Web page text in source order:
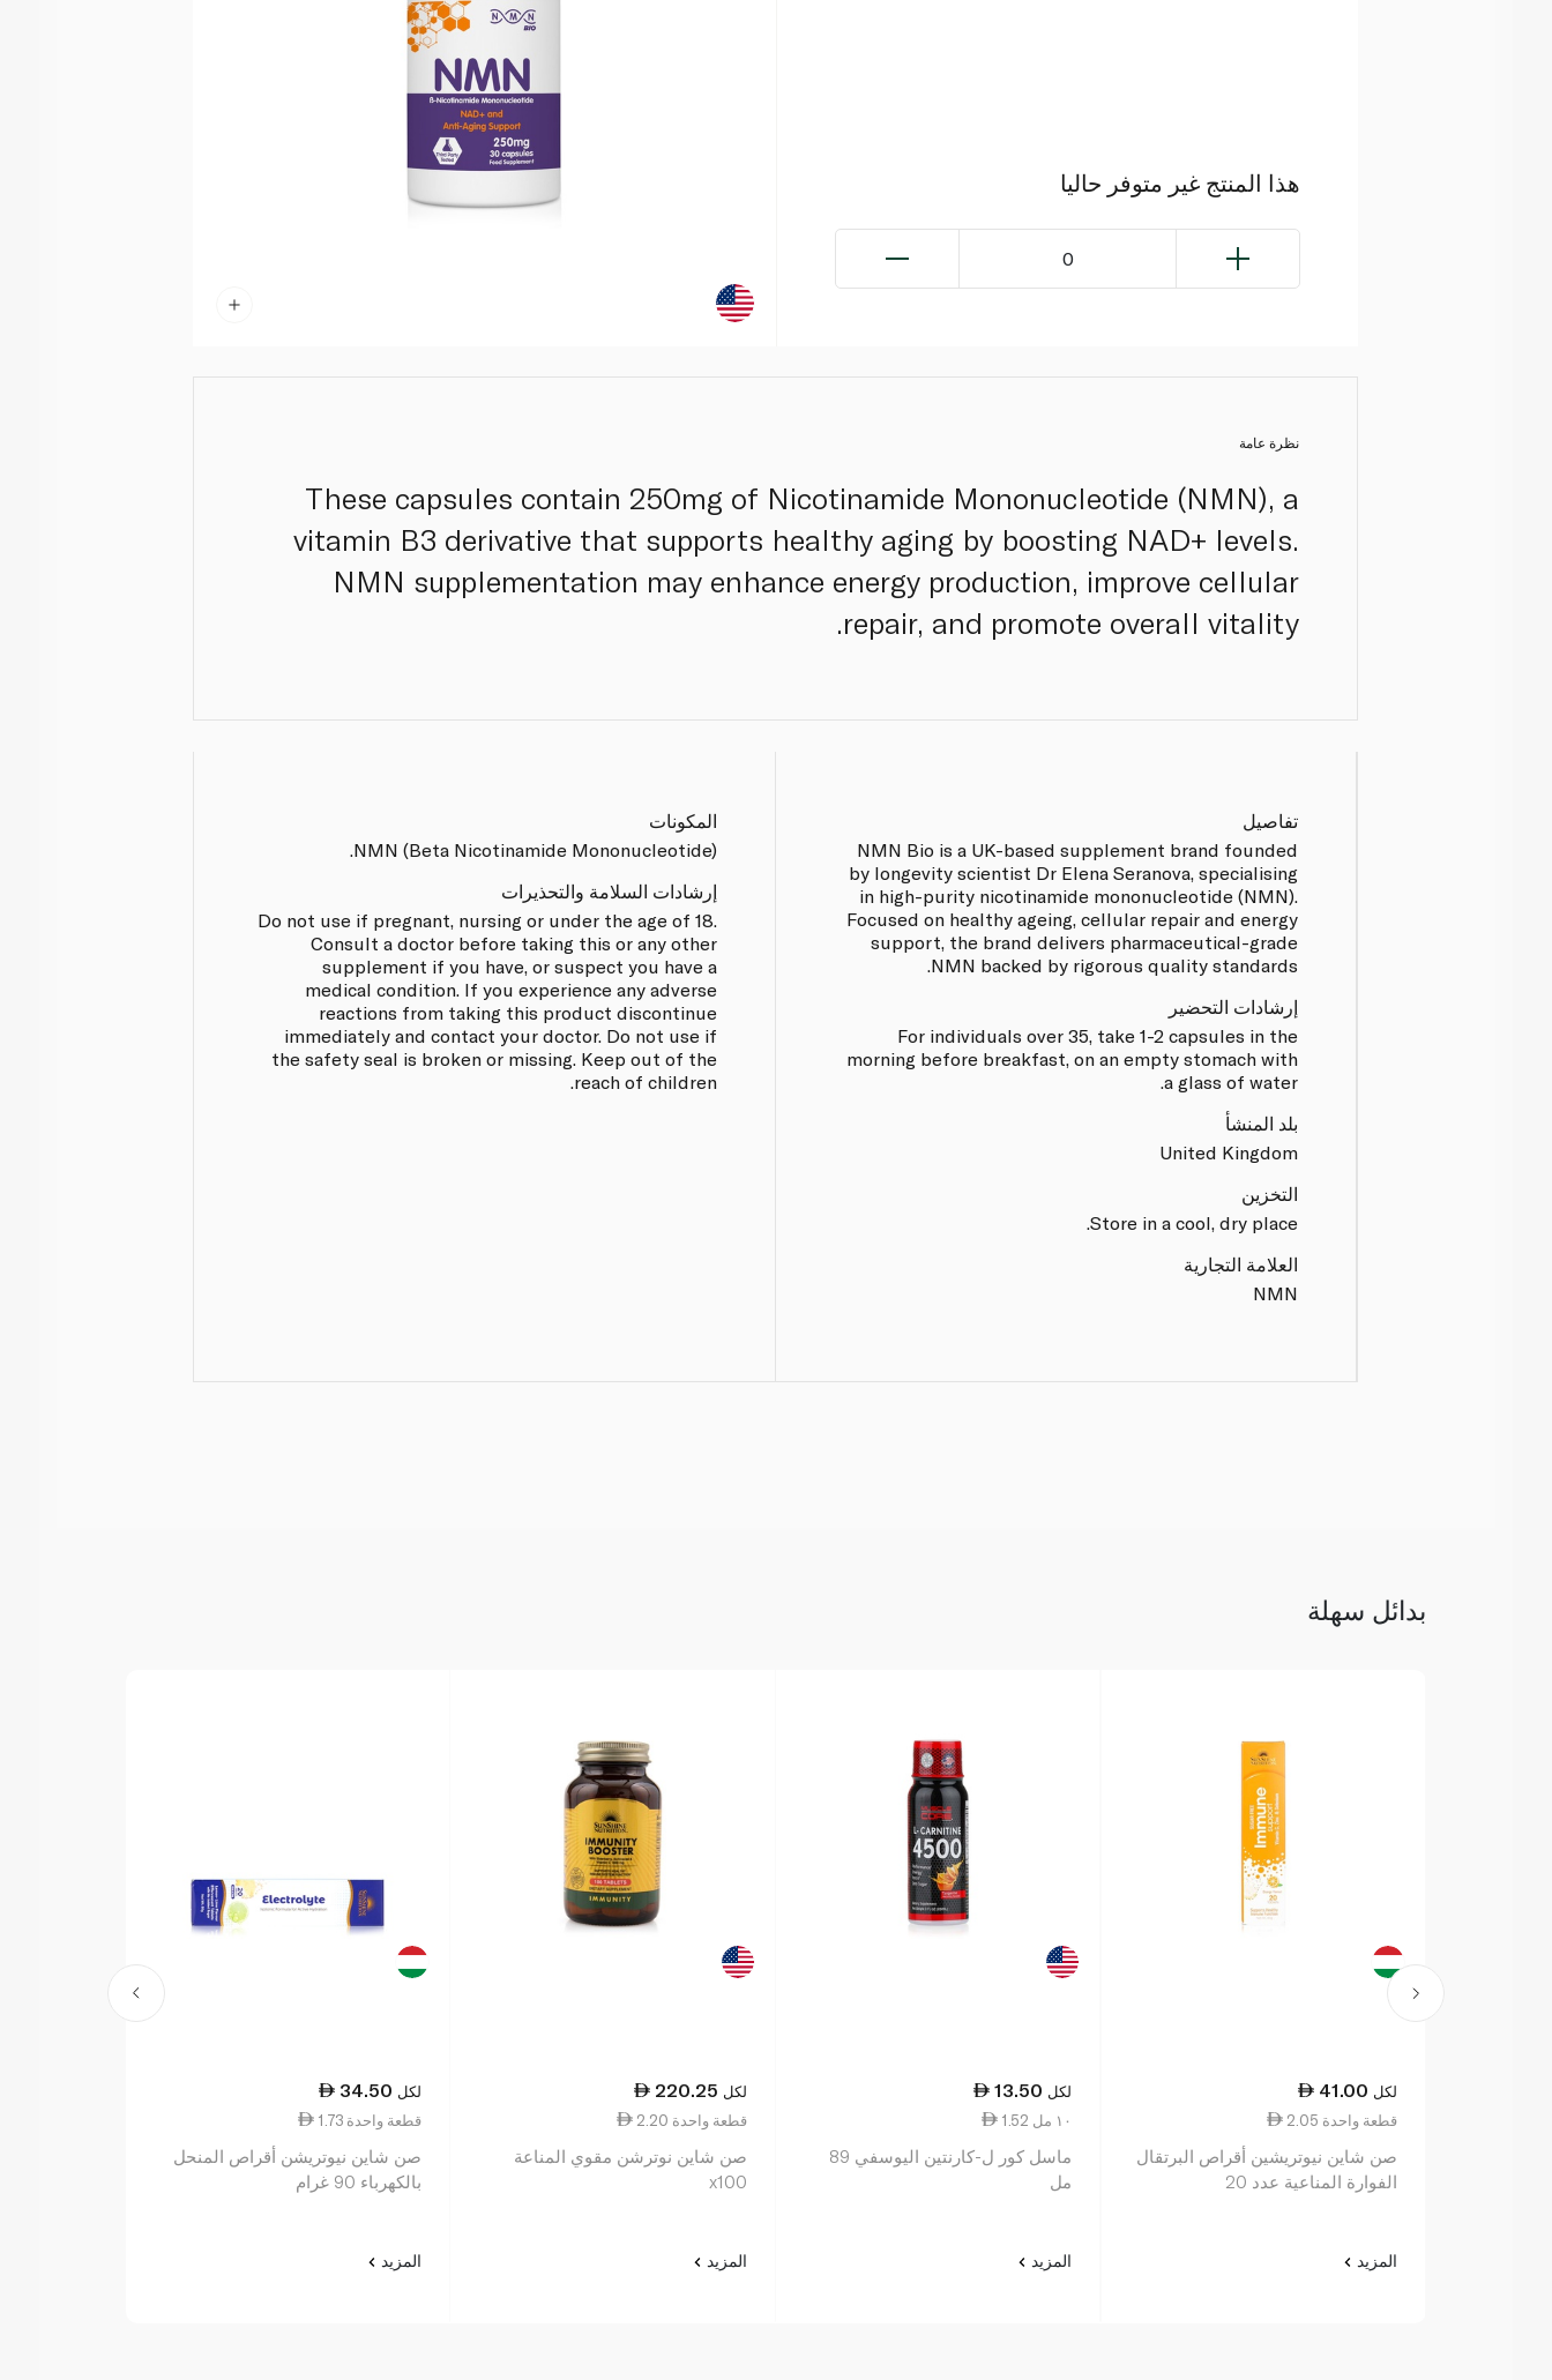
هذا المنتج غير متوفر حاليا
0
نظرة عامة
These capsules contain 250mg of Nicotinamide Mononucleotide (NMN), a
vitamin B3 derivative that supports healthy aging by boosting NAD+ levels.
NMN supplementation may enhance energy production, improve cellular
repair, and promote overall vitality.
تفاصيل
NMN Bio is a UK-based supplement brand founded
by longevity scientist Dr Elena Seranova, specialising
in high-purity nicotinamide mononucleotide (NMN).
Focused on healthy ageing, cellular repair and energy
support, the brand delivers pharmaceutical-grade
NMN backed by rigorous quality standards.
إرشادات التحضير
For individuals over 35, take 1-2 capsules in the
morning before breakfast, on an empty stomach with
a glass of water.
بلد المنشأ
United Kingdom
التخزين
Store in a cool, dry place.
العلامة التجارية
NMN
المكونات
NMN (Beta Nicotinamide Mononucleotide).
إرشادات السلامة والتحذيرات
Do not use if pregnant, nursing or under the age of 18.
Consult a doctor before taking this or any other
supplement if you have, or suspect you have a
medical condition. If you experience any adverse
reactions from taking this product discontinue
immediately and contact your doctor. Do not use if
the safety seal is broken or missing. Keep out of the
reach of children.
بدائل سهلة
41.00 لكل
2.05 قطعة واحدة
صن شاين نيوتريشين أقراص البرتقال
الفوارة المناعية عدد 20
المزيد
13.50 لكل
1.52 ١٠ مل
ماسل كور ل-كارنتين اليوسفي 89
مل
المزيد
220.25 لكل
2.20 قطعة واحدة
صن شاين نوترشن مقوي المناعة
x100
المزيد
34.50 لكل
1.73 قطعة واحدة
صن شاين نيوتريشن أقراص المنحل
بالكهرباء 90 غرام
المزيد